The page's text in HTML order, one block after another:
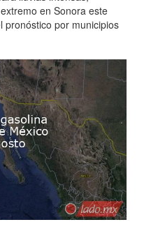
en Sonora este
pronóstico por municipios